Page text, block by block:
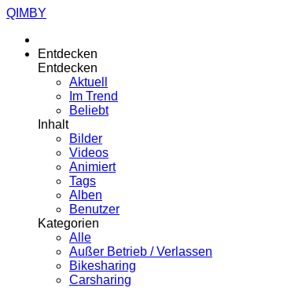
QIMBY
Entdecken
Entdecken
Aktuell
Im Trend
Beliebt
Inhalt
Bilder
Videos
Animiert
Tags
Alben
Benutzer
Kategorien
Alle
Außer Betrieb / Verlassen
Bikesharing
Carsharing